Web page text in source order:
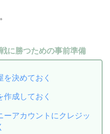
に勝つための事前準備
決めておく
成しておく
ーアカウントにクレジッ